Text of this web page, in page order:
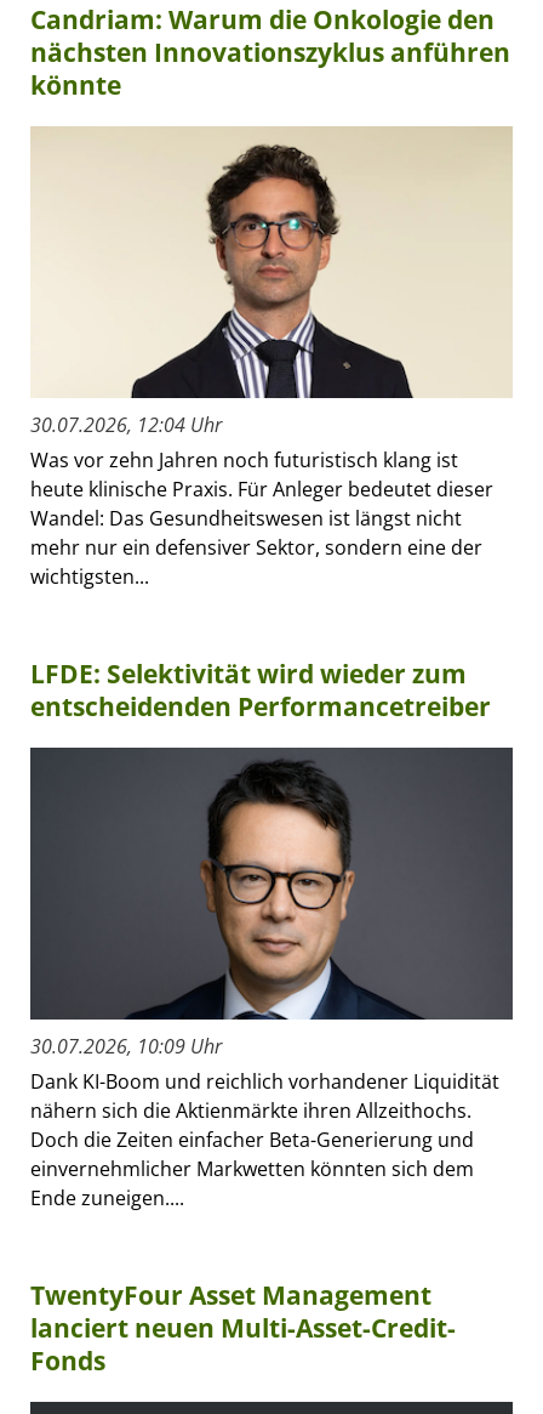
Candriam: Warum die Onkologie den
nächsten Innovationszyklus anführen
könnte
30.07.2026, 12:04 Uhr
Was vor zehn Jahren noch futuristisch klang ist
heute klinische Praxis. Für Anleger bedeutet dieser
Wandel: Das Gesundheitswesen ist längst nicht
mehr nur ein defensiver Sektor, sondern eine der
wichtigsten...
LFDE: Selektivität wird wieder zum
entscheidenden Performancetreiber
30.07.2026, 10:09 Uhr
Dank KI-Boom und reichlich vorhandener Liquidität
nähern sich die Aktienmärkte ihren Allzeithochs.
Doch die Zeiten einfacher Beta-Generierung und
einvernehmlicher Markwetten könnten sich dem
Ende zuneigen....
TwentyFour Asset Management
lanciert neuen Multi-Asset-Credit-
Fonds